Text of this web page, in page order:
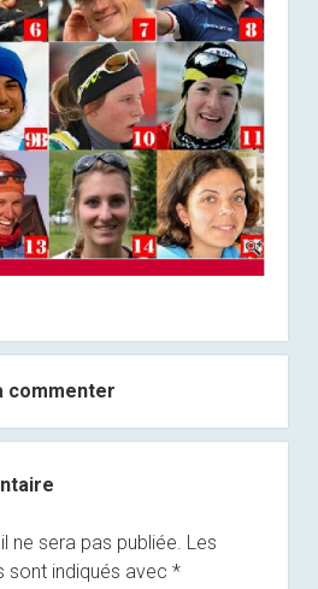
commenter
ne sera pas publiée. Les
sont indiqués avec *